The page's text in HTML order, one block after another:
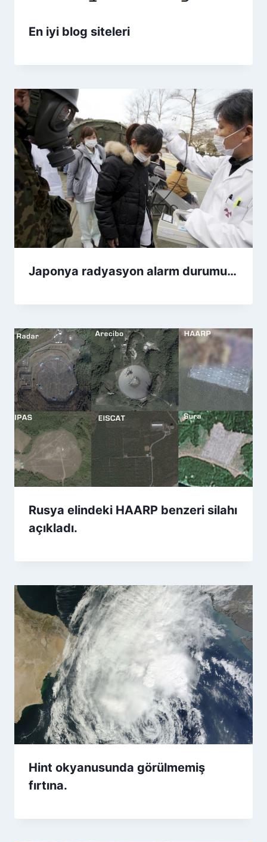
En iyi blog siteleri
Japonya radyasyon alarm durumu…
Rusya elindeki HAARP benzeri silahı
açıkladı.
Hint okyanusunda görülmemiş
fırtına.